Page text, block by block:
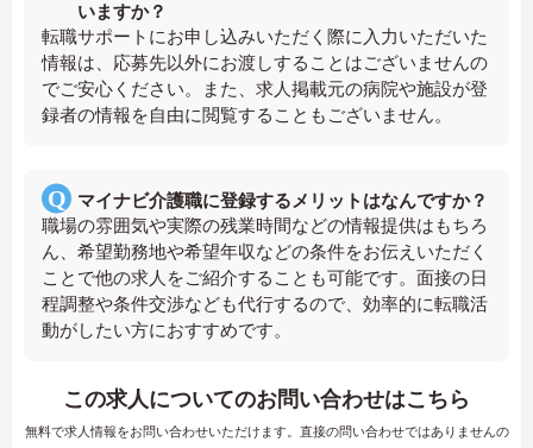
いますか？
転職サポートにお申し込みいただく際に入力いただいた
情報は、応募先以外にお渡しすることはございませんの
でご安心ください。また、求人掲載元の病院や施設が登
録者の情報を自由に閲覧することもございません。
マイナビ介護職に登録するメリットはなんですか？
職場の雰囲気や実際の残業時間などの情報提供はもちろ
ん、希望勤務地や希望年収などの条件をお伝えいただく
ことで他の求人をご紹介することも可能です。面接の日
程調整や条件交渉なども代行するので、効率的に転職活
動がしたい方におすすめです。
この求人についてのお問い合わせはこちら
無料で求人情報をお問い合わせいただけます。直接の問い合わせではありませんの